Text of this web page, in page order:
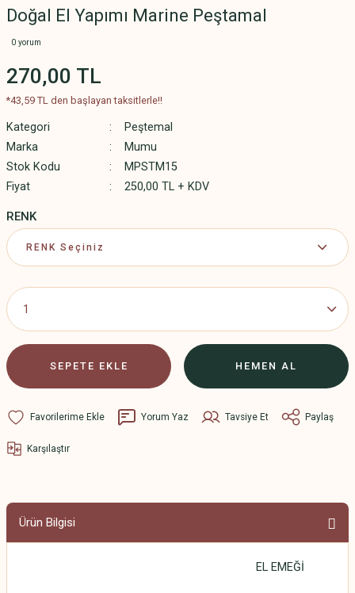
Doğal El Yapımı Marine Peştamal
0 yorum
270,00 TL
*43,59 TL den başlayan taksitlerle!!
Kategori
Peştemal
Marka
Mumu
Stok Kodu
MPSTM15
Fiyat
250,00 TL + KDV
RENK
SEPETE EKLE HEMEN AL
Yorum Yaz Tavsiye Et Paylaş
Karşılaştır
Ürün Bilgisi
EL EMEĞİ